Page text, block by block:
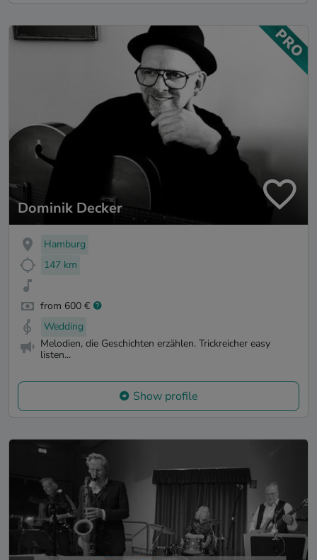
Dominik Decker
Hamburg
147 km
from 600 €
Wedding
Melodien, die Geschichten erzählen. Trickreicher easy
listen...
Show profile